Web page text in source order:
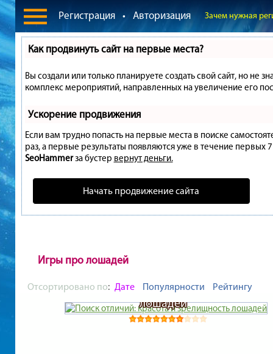
Регистрация • Авторизация Зачем нужная
Как продвинуть сайт на первые места?
Вы создали или только планируете создать свой сайт, но не
комплекс мероприятий, направленных на увеличение его
Ускорение продвижения
Если вам трудно попасть на первые места в поиске
раз, а первые результаты появляются уже в течение первых
SeoHammerза бустер вернут деньги.
Начать продвижение сайта
Игры про лошадей
Отсортировано по: Дате Популярности Рейтингу
Поиск отличий: красота и зрелищность
лошадей